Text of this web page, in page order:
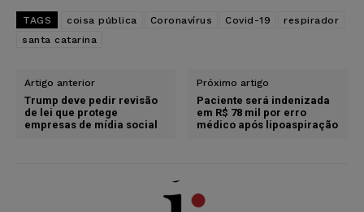
TAGS coisa pública Coronavírus Covid-19
respirador
santa catarina
Artigo anterior
Trump deve pedir revisão
de lei que protege
empresas de mídia social
Próximo artigo
Paciente será indenizada
em R$ 78 mil por erro
médico após lipoaspiração